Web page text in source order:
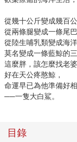
從幾十公斤變成幾百公
從兩條腿變成一條尾巴
從陸生哺乳類變成海
莫名變成一條藍鯨的
這麼胖，該怎麼找老
好在天公疼憨鯨，
命運早已為他準備好
──一隻大白鯊。
目錄